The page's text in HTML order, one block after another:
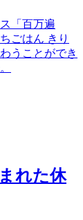
「百万遍
ごはん きり
うことができ
れた休